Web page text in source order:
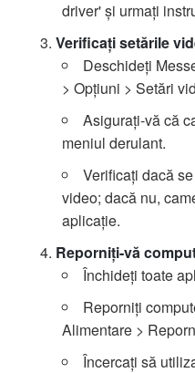
driver' și urmați
Verificați setările
Deschideți
> Opțiuni > Setări
Asigurați-vă că
meniul derulant.
Verificați dacă
video; dacă nu,
aplicație.
Reporniți-vă
Închideți toate
Reporniți
Alimentare >
Încercați să